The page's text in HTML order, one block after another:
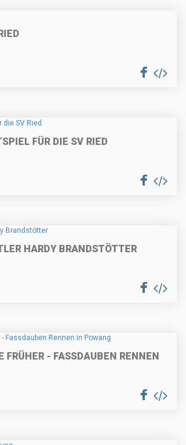
FÜR DIE SV RIED
HARDY BRANDSTÖTTER
FRÜHER - FASSDAUBEN RENNEN